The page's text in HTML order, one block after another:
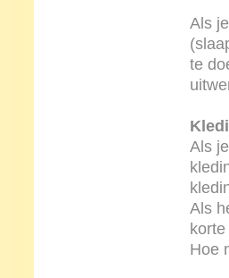
Als
te
Als
Als
Hoe